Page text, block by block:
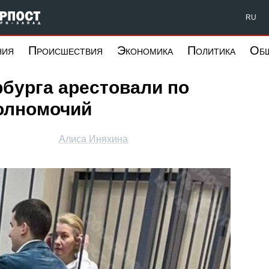
Форпост Северо-Запад RU
Происшествия Экономика Политика
арестовали по
Алиса Иняхина